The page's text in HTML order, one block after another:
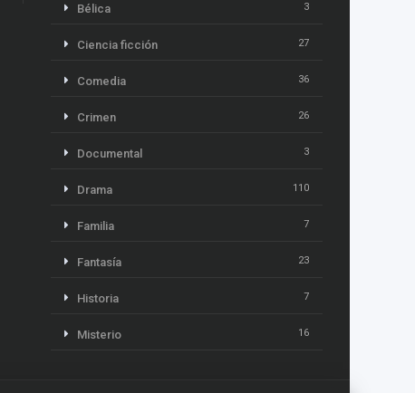
Bélica 3
Ciencia ficción 27
Comedia 36
Crimen 26
Documental 3
Drama 110
Familia 7
Fantasía 23
Historia 7
Misterio 16